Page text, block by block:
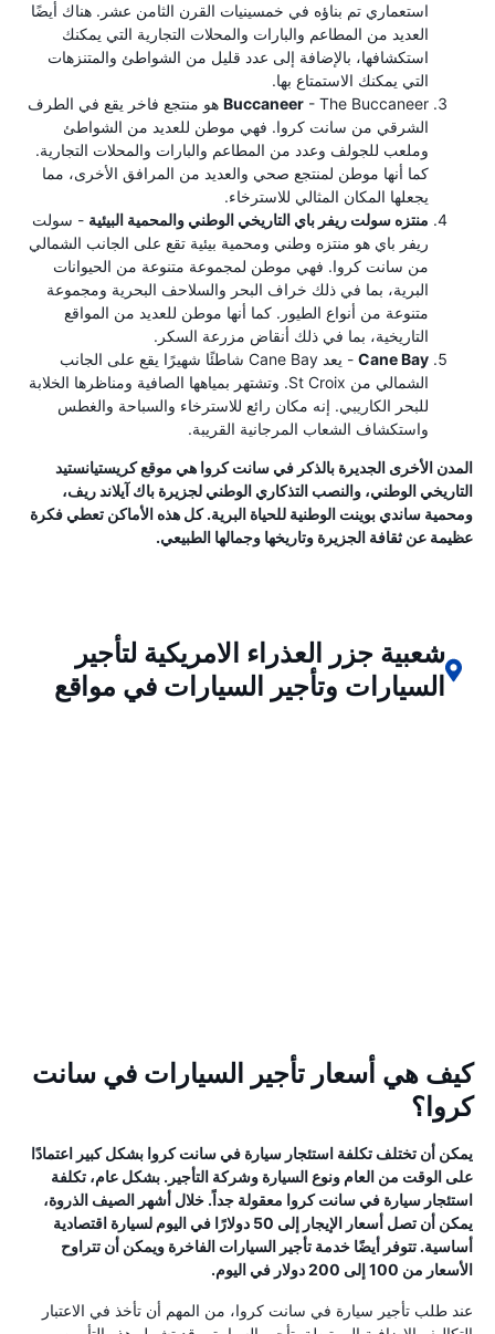
استعماري تم بناؤه في خمسينيات القرن الثامن عشر. هناك أيضًا
العديد من المطاعم والبارات والمحلات التجارية التي يمكنك
استكشافها، بالإضافة إلى عدد قليل من الشواطئ والمتنزهات
التي يمكنك الاستمتاع بها.
Buccaneer - The Buccaneer هو منتجع فاخر يقع في الطرف
الشرقي من سانت كروا. فهي موطن للعديد من الشواطئ
وملعب للجولف وعدد من المطاعم والبارات والمحلات التجارية.
كما أنها موطن لمنتجع صحي والعديد من المرافق الأخرى، مما
يجعلها المكان المثالي للاسترخاء.
منتزه سولت ريفر باي التاريخي الوطني والمحمية البيئية - سولت
ريفر باي هو منتزه وطني ومحمية بيئية تقع على الجانب الشمالي
من سانت كروا. فهي موطن لمجموعة متنوعة من الحيوانات
البرية، بما في ذلك خراف البحر والسلاحف البحرية ومجموعة
متنوعة من أنواع الطيور. كما أنها موطن للعديد من المواقع
التاريخية، بما في ذلك أنقاض مزرعة السكر.
Cane Bay
- يعد Cane Bay شاطئًا شهيرًا يقع على الجانب
الشمالي من St Croix. وتشتهر بمياهها الصافية ومناظرها الخلابة
للبحر الكاريبي. إنه مكان رائع للاسترخاء والسباحة والغطس
واستكشاف الشعاب المرجانية القريبة.
المدن الأخرى الجديرة بالذكر في سانت كروا هي موقع كريستيانستيد
التاريخي الوطني، والنصب التذكاري الوطني لجزيرة باك آيلاند ريف،
ومحمية ساندي بوينت الوطنية للحياة البرية. كل هذه الأماكن تعطي فكرة
عظيمة عن ثقافة الجزيرة وتاريخها وجمالها الطبيعي.
شعبية جزر العذراء الامريكية لتأجير
السيارات وتأجير السيارات في مواقع
كيف هي أسعار تأجير السيارات في سانت
كروا؟
يمكن أن تختلف تكلفة استئجار سيارة في سانت كروا بشكل كبير اعتمادًا
على الوقت من العام ونوع السيارة وشركة التأجير. بشكل عام، تكلفة
استئجار سيارة في سانت كروا معقولة جداً. خلال أشهر الصيف الذروة،
يمكن أن تصل أسعار الإيجار إلى 50 دولارًا في اليوم لسيارة اقتصادية
أساسية. تتوفر أيضًا خدمة تأجير السيارات الفاخرة ويمكن أن تتراوح
الأسعار من 100 إلى 200 دولار في اليوم.
عند طلب تأجير سيارة في سانت كروا، من المهم أن تأخذ في الاعتبار